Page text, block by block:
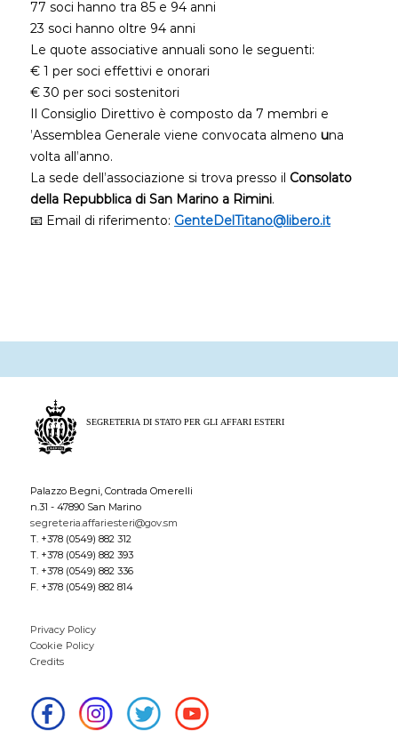
77 soci hanno tra 85 e 94 anni
23 soci hanno oltre 94 anni
Le quote associative annuali sono le seguenti:
€ 1 per soci effettivi e onorari
€ 30 per soci sostenitori
Il Consiglio Direttivo è composto da 7 membri e
’Assemblea Generale viene convocata almeno una
volta all’anno.
La sede dell’associazione si trova presso il Consolato
della Repubblica di San Marino a Rimini.
📧 Email di riferimento: GenteDelTitano@libero.it
Palazzo Begni, Contrada Omerelli
n.31 - 47890 San Marino
segreteria.affariesteri@gov.sm
T. +378 (0549) 882 312
T. +378 (0549) 882 393
T. +378 (0549) 882 336
F. +378 (0549) 882 814
Privacy Policy
Cookie Policy
Credits